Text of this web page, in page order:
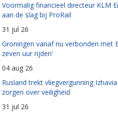
Voormalig financieel directeur KLM
aan de slag bij ProRail
31 jul 26
Groningen vanaf nu verbonden met
zeven uur rijden'
04 aug 26
Rusland trekt vliegvergunning
zorgen over veiligheid
31 jul 26